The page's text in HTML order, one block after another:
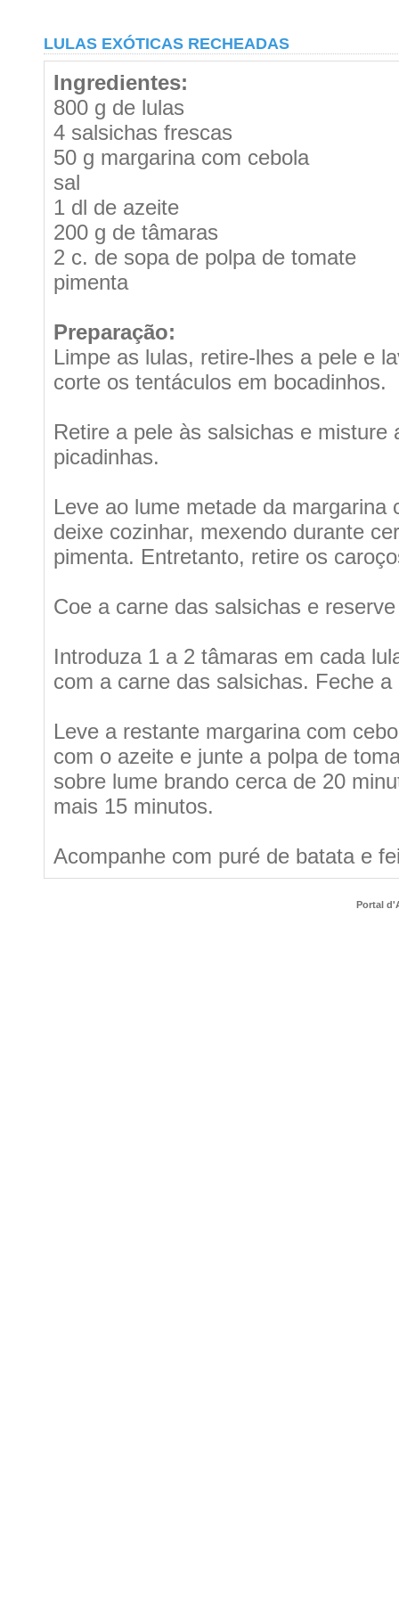
LULAS EXÓTICAS RECHEADAS
Ingredientes:
800 g de lulas
4 salsichas frescas
50 g margarina com cebola
sal
1 dl de azeite
200 g de tâmaras
2 c. de sopa de polpa de tomate
pimenta
Preparação:
Limpe as lulas, retire-lhes a pele e
corte os tentáculos em bocadinhos.
Retire a pele às salsichas e
picadinhas.
Leve ao lume metade da
deixe cozinhar, mexendo durante
pimenta. Entretanto, retire os
Coe a carne das salsichas e
Introduza 1 a 2 tâmaras em cada
com a carne das salsichas. Feche
Leve a restante margarina com
com o azeite e junte a polpa de
sobre lume brando cerca de 20
mais 15 minutos.
Acompanhe com puré de batata e
Portal